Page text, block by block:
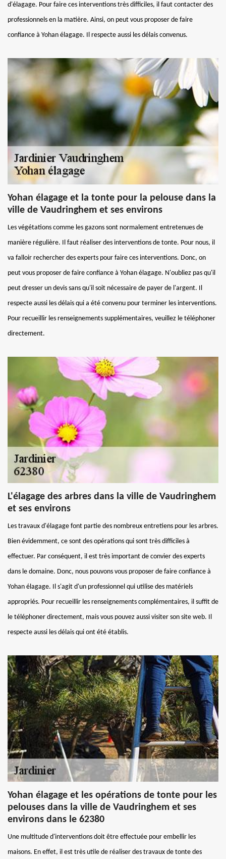
d'élagage. Pour faire ces interventions très difficiles, il faut contacter des
professionnels en la matière. Ainsi, on peut vous proposer de faire
confiance à Yohan élagage. Il respecte aussi les délais convenus.
Yohan élagage et la tonte pour la pelouse dans la
ville de Vaudringhem et ses environs
Les végétations comme les gazons sont normalement entretenues de
manière régulière. Il faut réaliser des interventions de tonte. Pour nous, il
va falloir rechercher des experts pour faire ces interventions. Donc, on
peut vous proposer de faire confiance à Yohan élagage. N'oubliez pas qu'il
peut dresser un devis sans qu'il soit nécessaire de payer de l'argent. Il
respecte aussi les délais qui a été convenu pour terminer les interventions.
Pour recueillir les renseignements supplémentaires, veuillez le téléphoner
directement.
L'élagage des arbres dans la ville de Vaudringhem
et ses environs
Les travaux d'élagage font partie des nombreux entretiens pour les arbres.
Bien évidemment, ce sont des opérations qui sont très difficiles à
effectuer. Par conséquent, il est très important de convier des experts
dans le domaine. Donc, nous pouvons vous proposer de faire confiance à
Yohan élagage. Il s'agit d'un professionnel qui utilise des matériels
appropriés. Pour recueillir les renseignements complémentaires, il suffit de
le téléphoner directement, mais vous pouvez aussi visiter son site web. Il
respecte aussi les délais qui ont été établis.
Yohan élagage et les opérations de tonte pour les
pelouses dans la ville de Vaudringhem et ses
environs dans le 62380
Une multitude d'interventions doit être effectuée pour embellir les
maisons. En effet, il est très utile de réaliser des travaux de tonte des